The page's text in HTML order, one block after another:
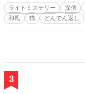
ライトミステリー 探偵
和風
猫 どんでん返し
3